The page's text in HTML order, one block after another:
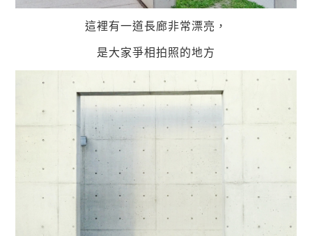
這裡有一道長廊非常漂亮，
是大家爭相拍照的地方